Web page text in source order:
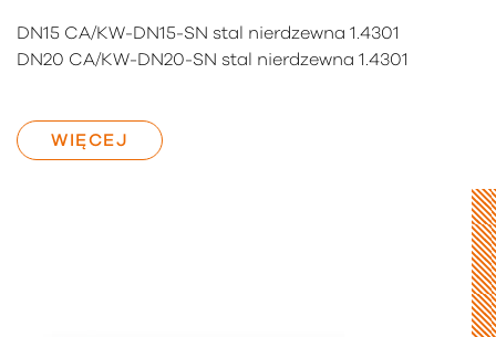
DN15 CA/KW-DN15-SN stal nierdzewna 1.4301
DN20 CA/KW-DN20-SN stal nierdzewna 1.4301
WIĘCEJ